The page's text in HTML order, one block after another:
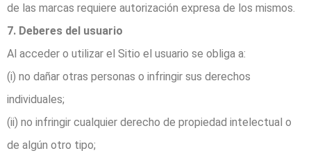
de las marcas requiere autorización expresa de los mismos.
7. Deberes del usuario
Al acceder o utilizar el Sitio el usuario se obliga a:
(i) no dañar otras personas o infringir sus derechos
individuales;
(ii) no infringir cualquier derecho de propiedad intelectual o
de algún otro tipo;